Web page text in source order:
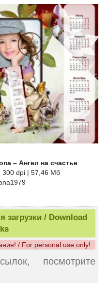
– Ангел на счастье
300 dpi | 57,46 Мб
/ Download
/ For personal use only!
посмотрите